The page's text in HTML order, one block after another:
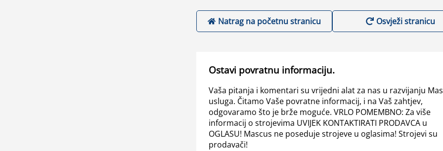
Natrag na početnu stranicu Osvježi stranicu
Ostavi povratnu informaciju.
Vaša pitanja i komentari su vrijedni alat za nas u razvijanju
usluga. Čitamo Vaše povratne informacij, i na Vaš zahtjev,
odgovaramo što je brže moguće. VRLO POMEMBNO: Za više
informacij o strojevima UVIJEK KONTAKTIRATI PRODAVCA u
OGLASU! Mascus ne poseduje strojeve u oglasima! Strojevi su
prodavači!